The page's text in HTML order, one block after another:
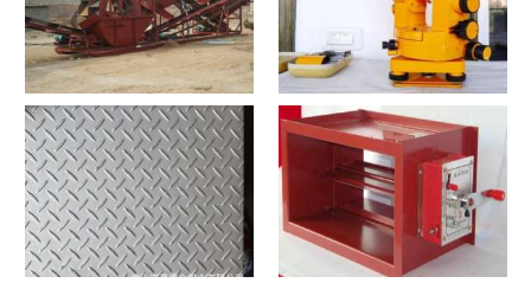
洗沙机？洗沙机2021价格和图
文详情
经纬仪？经纬仪2021价格和图
文详情